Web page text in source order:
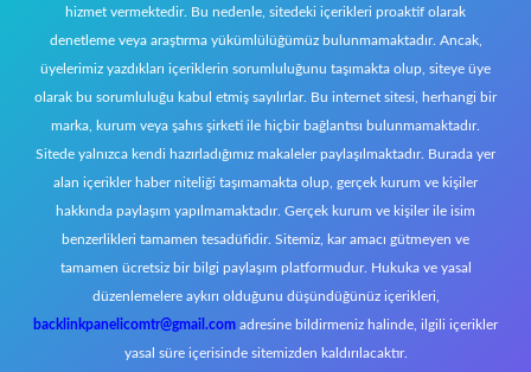
hizmet vermektedir. Bu nedenle, sitedeki içerikleri proaktif olarak
denetleme veya araştırma yükümlülüğümüz bulunmamaktadır. Ancak,
üyelerimiz yazdıkları içeriklerin sorumluluğunu taşımakta olup, siteye üye
olarak bu sorumluluğu kabul etmiş sayılırlar. Bu internet sitesi, herhangi bir
marka, kurum veya şahıs şirketi ile hiçbir bağlantısı bulunmamaktadır.
Sitede yalnızca kendi hazırladığımız makaleler paylaşılmaktadır. Burada yer
alan içerikler haber niteliği taşımamakta olup, gerçek kurum ve kişiler
hakkında paylaşım yapılmamaktadır. Gerçek kurum ve kişiler ile isim
benzerlikleri tamamen tesadüfidir. Sitemiz, kar amacı gütmeyen ve
tamamen ücretsiz bir bilgi paylaşım platformudur. Hukuka ve yasal
düzenlemelere aykırı olduğunu düşündüğünüz içerikleri,
backlinkpanelicomtr@gmail.com adresine bildirmeniz halinde, ilgili içerikler
yasal süre içerisinde sitemizden kaldırılacaktır.